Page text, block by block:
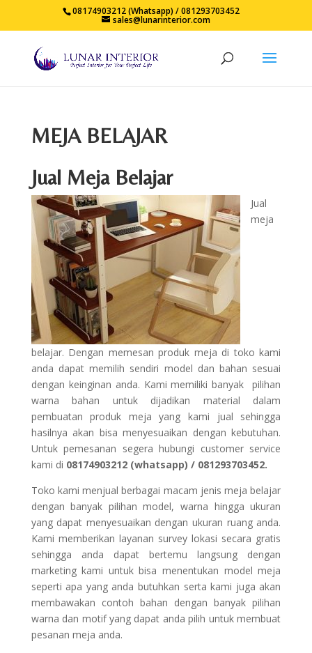
08174903212 (Whatsapp) / 081293703452
sales@lunarinterior.com
MEJA BELAJAR
Jual Meja Belajar
Jual
meja
belajar. Dengan memesan produk meja di toko kami
anda dapat memilih sendiri model dan bahan sesuai
dengan keinginan anda. Kami memiliki banyak pilihan
warna bahan untuk dijadikan material dalam
pembuatan produk meja yang kami jual sehingga
hasilnya akan bisa menyesuaikan dengan kebutuhan.
Untuk pemesanan segera hubungi customer service
kami di 08174903212 (whatsapp) / 081293703452.
Toko kami menjual berbagai macam jenis meja belajar
dengan banyak pilihan model, warna hingga ukuran
yang dapat menyesuaikan dengan ukuran ruang anda.
Kami memberikan layanan survey lokasi secara gratis
sehingga anda dapat bertemu langsung dengan
marketing kami untuk bisa menentukan model meja
seperti apa yang anda butuhkan serta kami juga akan
membawakan contoh bahan dengan banyak pilihan
warna dan motif yang dapat anda pilih untuk membuat
pesanan meja anda.